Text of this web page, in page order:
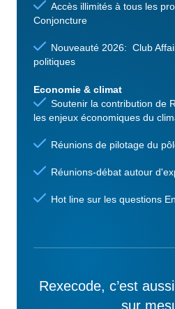
Accès illimités à tous les
Conjoncture
Nouveauté 2026: Club
politiques
Economie & climat
Soutenir la contribution de
les enjeux économiques du
Réunions de pilotage du
Réunions-débat autour
Hot line sur les questions
Rexecode, c’est
sur